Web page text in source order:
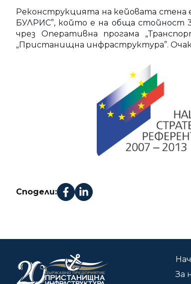
Реконструкцията на кейовата стена
БУЛРИС”, който е на обща стойност
чрез Оперативна прогама
„Пристанищна инфраструктура”.
Сподели:
За